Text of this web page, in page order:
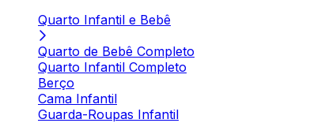
Quarto Infantil e Bebê
Quarto de Bebê Completo
Quarto Infantil Completo
Berço
Cama Infantil
Guarda-Roupas Infantil